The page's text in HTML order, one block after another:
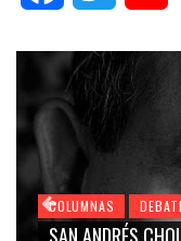
DEBATE